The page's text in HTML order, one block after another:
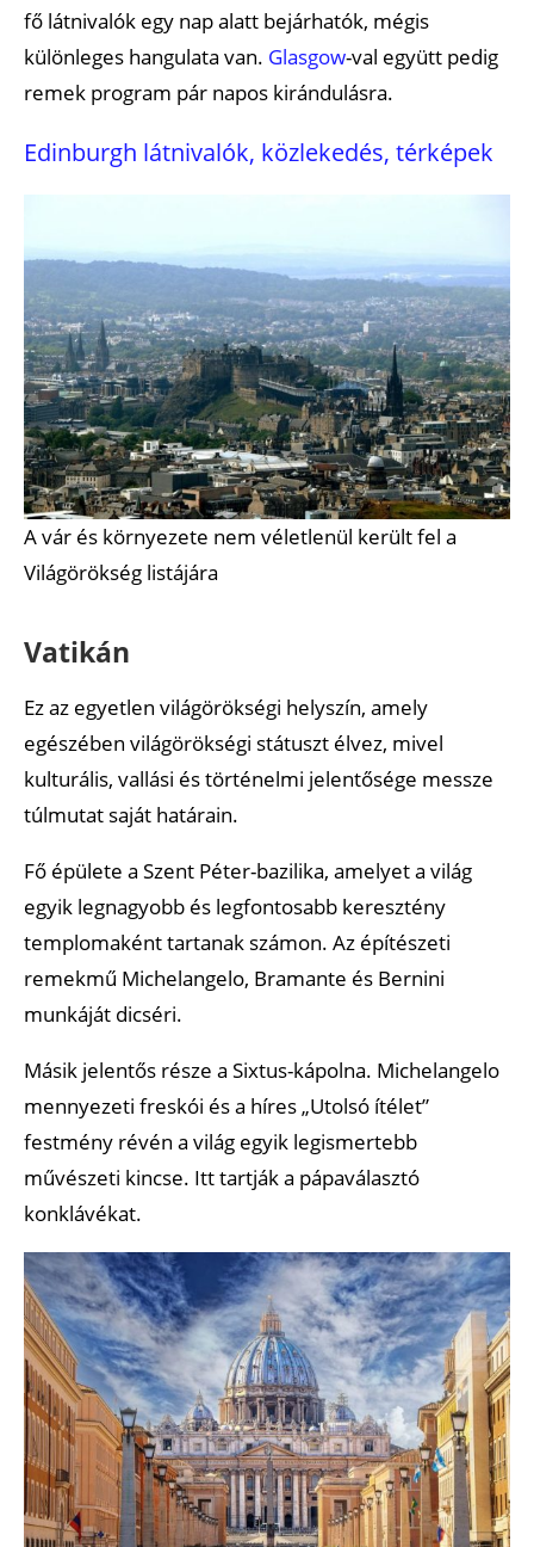
fő látnivalók egy nap alatt bejárhatók, mégis
különleges hangulata van. Glasgow-val együtt pedig
remek program pár napos kirándulásra.
Edinburgh látnivalók, közlekedés, térképek
A vár és környezete nem véletlenül került fel a
Világörökség listájára
Vatikán
Ez az egyetlen világörökségi helyszín, amely
egészében világörökségi státuszt élvez, mivel
kulturális, vallási és történelmi jelentősége messze
túlmutat saját határain.
Fő épülete a Szent Péter-bazilika, amelyet a világ
egyik legnagyobb és legfontosabb keresztény
templomaként tartanak számon. Az építészeti
remekmű Michelangelo, Bramante és Bernini
munkáját dicséri.
Másik jelentős része a Sixtus-kápolna. Michelangelo
mennyezeti freskói és a híres „Utolsó ítélet”
festmény révén a világ egyik legismertebb
művészeti kincse. Itt tartják a pápaválasztó
konklávékat.